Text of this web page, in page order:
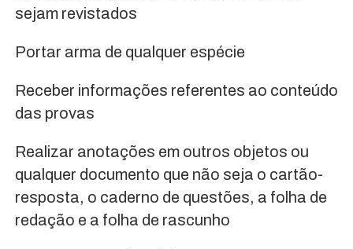
sejam revistados
Portar arma de qualquer espécie
Receber informações referentes ao conteúdo
das provas
Realizar anotações em outros objetos ou
qualquer documento que não seja o cartão-
resposta, o caderno de questões, a folha de
redação e a folha de rascunho